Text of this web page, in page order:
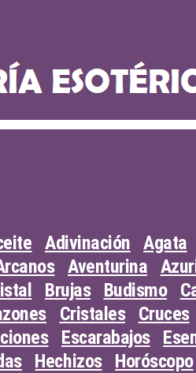
Adivinación Agata
Aventurina
Brujas Budismo
Cristales Cruces
Escarabajos
Hechizos Horóscopo